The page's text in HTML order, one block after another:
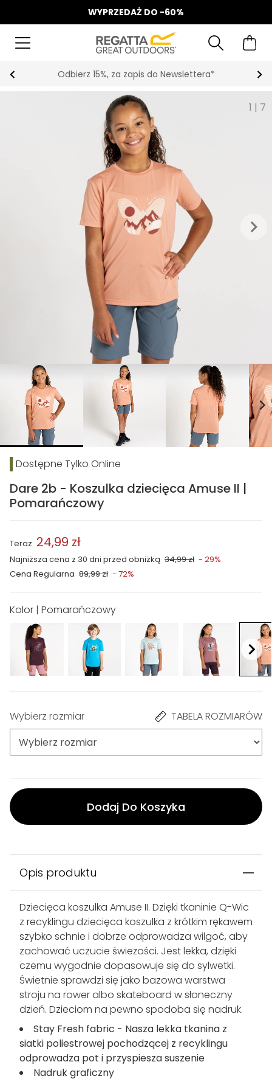
WYPRZEDAŻ DO -60%
Odbierz 15%, za zapis do Newslettera*
1 | 7
keyboard_arrow_right
chevron_right
Dostępne Tylko Online
Dare 2b - Koszulka dziecięca Amuse II |
Pomarańczowy
Cena Regularna 89,99 zł - 72%
Najniższa cena z 30 dni przed obniżką 34,99 zł - 29%
Teraz 24,99 zł
Kolor | Pomarańczowy
Wybierz rozmiar TABELA ROZMIARÓW
Dodaj Do Koszyka
Opis produktu
Dziecięca koszulka Amuse II. Dzięki tkaninie Q-Wic
z recyklingu dziecięca koszulka z krótkim rękawem
szybko schnie i dobrze odprowadza wilgoć, aby
zachować uczucie świeżości. Jest lekka, dzięki
czemu wygodnie dopasowuje się do sylwetki.
Świetnie sprawdzi się jako bazowa warstwa
stroju na rower albo skateboard w słoneczny
dzień. Dzieciom na pewno spodoba się nadruk.
Stay Fresh fabric - Nasza lekka tkanina z
siatki poliestrowej pochodzącej z recyklingu
odprowadza pot i przyspiesza suszenie
Nadruk graficzny